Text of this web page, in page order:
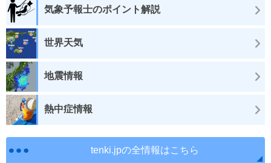
気象予報士のポイント解説
世界天気
地震情報
熱中症情報
tenki.jpの全情報はこちら